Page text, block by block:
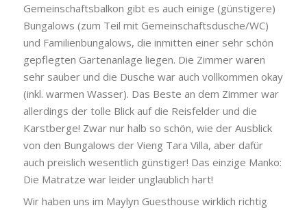
Gemeinschaftsbalkon gibt es auch einige (günstigere)
Bungalows (zum Teil mit Gemeinschaftsdusche/WC)
und Familienbungalows, die inmitten einer sehr schön
gepflegten Gartenanlage liegen. Die Zimmer waren
sehr sauber und die Dusche war auch vollkommen okay
(inkl. warmen Wasser). Das Beste an dem Zimmer war
allerdings der tolle Blick auf die Reisfelder und die
Karstberge! Zwar nur halb so schön, wie der Ausblick
von den Bungalows der Vieng Tara Villa, aber dafür
auch preislich wesentlich günstiger! Das einzige Manko:
Die Matratze war leider unglaublich hart!
Wir haben uns im Maylyn Guesthouse wirklich richtig